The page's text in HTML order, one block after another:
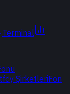
Terminal
ŞirketleriFon